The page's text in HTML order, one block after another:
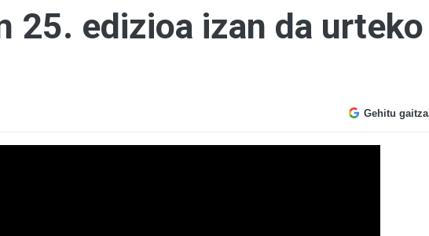
25. edizioa izan da
Gehitu